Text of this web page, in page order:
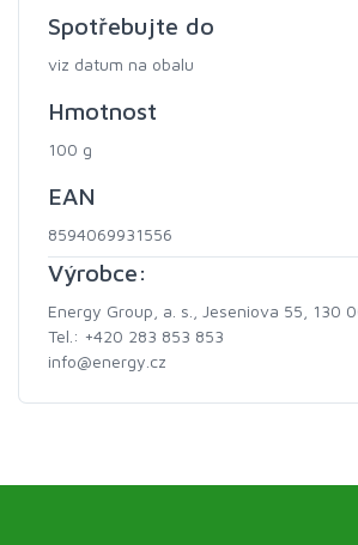
Spotřebujte do
viz datum na obalu
Hmotnost
100 g
EAN
8594069931556
Výrobce:
Energy Group, a. s., Jeseniova 55, 130
Tel.: +420 283 853 853
info@energy.cz